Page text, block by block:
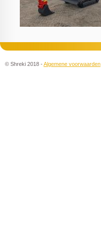
© Shreki 2018 - Algemene voorwaarden